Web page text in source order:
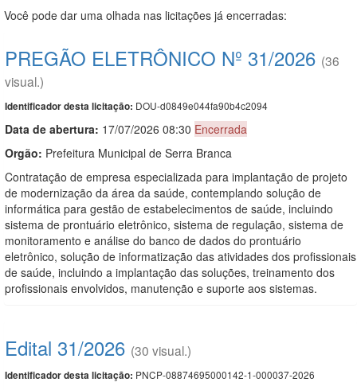
Você pode dar uma olhada nas licitações já encerradas:
PREGÃO ELETRÔNICO Nº 31/2026 (36
visual.)
Identificador desta licitação: DOU-d0849e044fa90b4c2094
Data de abertura: 17/07/2026 08:30 Encerrada
Orgão: Prefeitura Municipal de Serra Branca
Contratação de empresa especializada para implantação de projeto
de modernização da área da saúde, contemplando solução de
informática para gestão de estabelecimentos de saúde, incluindo
sistema de prontuário eletrônico, sistema de regulação, sistema de
monitoramento e análise do banco de dados do prontuário
eletrônico, solução de informatização das atividades dos profissionais
de saúde, incluindo a implantação das soluções, treinamento dos
profissionais envolvidos, manutenção e suporte aos sistemas.
Edital 31/2026 (30 visual.)
Identificador desta licitação: PNCP-08874695000142-1-000037-2026